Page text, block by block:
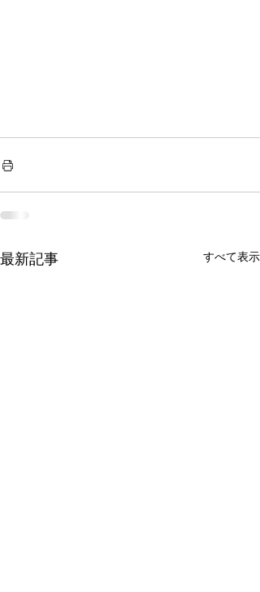
最新記事 すべて表示